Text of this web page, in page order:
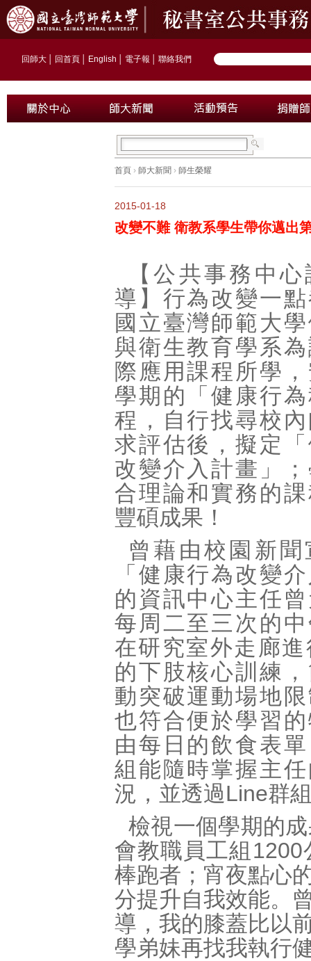
回師大 回首頁 English 電子報 聯絡我們
首頁 › 師大新聞 › 師生榮耀
2015-01-18
改變不難 衛教系學生帶你邁出
【公共事務中
導】行為改變一
國立臺灣師範大
與衛生教育學系
際應用課程所學
學期的「健康行
程，自行找尋校
求評估後，擬定
改變介入計畫」
合理論和實務的
豐碩成果！
曾藉由校園新聞
「健康行為改變
的資訊中心主任
每周二至三次的
在研究室外走廊
的下肢核心訓練
動突破運動場地
也符合便於學習
由每日的飲食表
組能隨時掌握主
況，並透過Line群
檢視一個學期的
會教職員工組
棒跑者；宵夜點心
分提升自我效能。
導，我的膝蓋比以
學弟妹再找我執行